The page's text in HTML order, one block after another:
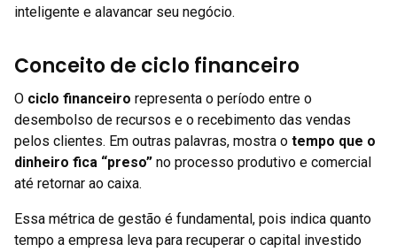
inteligente e alavancar seu negócio.
Conceito de ciclo financeiro
O ciclo financeiro representa o período entre o
desembolso de recursos e o recebimento das vendas
pelos clientes. Em outras palavras, mostra o tempo que o
dinheiro fica “preso” no processo produtivo e comercial
até retornar ao caixa.
Essa métrica de gestão é fundamental, pois indica quanto
tempo a empresa leva para recuperar o capital investido